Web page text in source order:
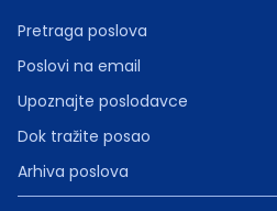
Pretraga poslova
Poslovi na email
Upoznajte poslodavce
Dok tražite posao
Arhiva poslova